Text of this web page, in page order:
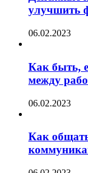
улучшить
06.02.2023
Как быть,
между
06.02.2023
Как